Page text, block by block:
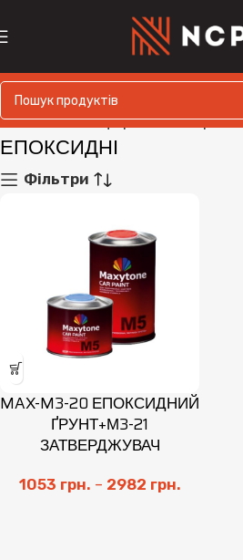
Головна Лакофарбові матеріали
ЕПОКСИДНІ
Фільтри
MAX-M3-20 ЕПОКСИДНИЙ
ҐРУНТ+М3-21
ЗАТВЕРДЖУВАЧ
1053 грн. – 2982 грн.